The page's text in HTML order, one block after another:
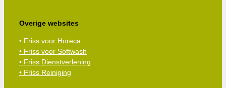
Overige websites
• Friss voor Horeca
• Friss voor Softwash
• Friss Dienstverlening
• Friss Reiniging